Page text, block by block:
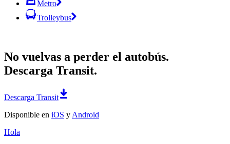
Metro
Trolleybus
No vuelvas a perder el autobús.
Descarga Transit.
Descarga Transit
Disponible en iOS y Android
Hola